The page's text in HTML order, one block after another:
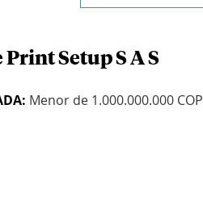
Setup S A S
Menor de 1.000.000.000 COP